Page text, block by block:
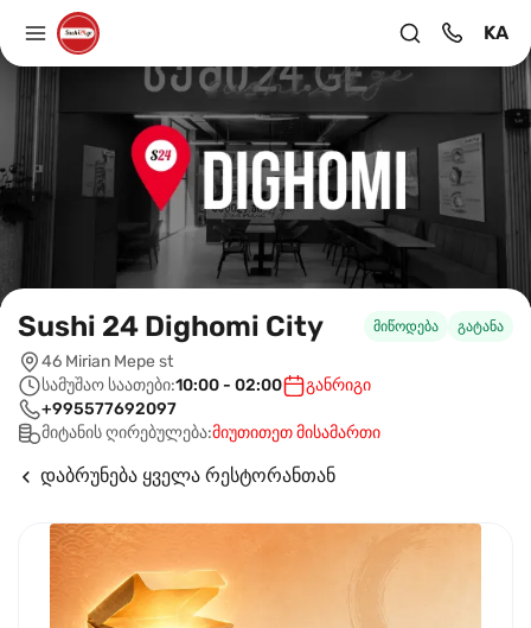
KA
Sushi 24 Dighomi City მიწოდება გატანა
46 Mirian Mepe st
სამუშაო საათები:10:00 - 02:00
განრიგი
+995577692097
მიტანის ღირებულება:მიუთითეთ მისამართი
დაბრუნება ყველა რესტორანთან